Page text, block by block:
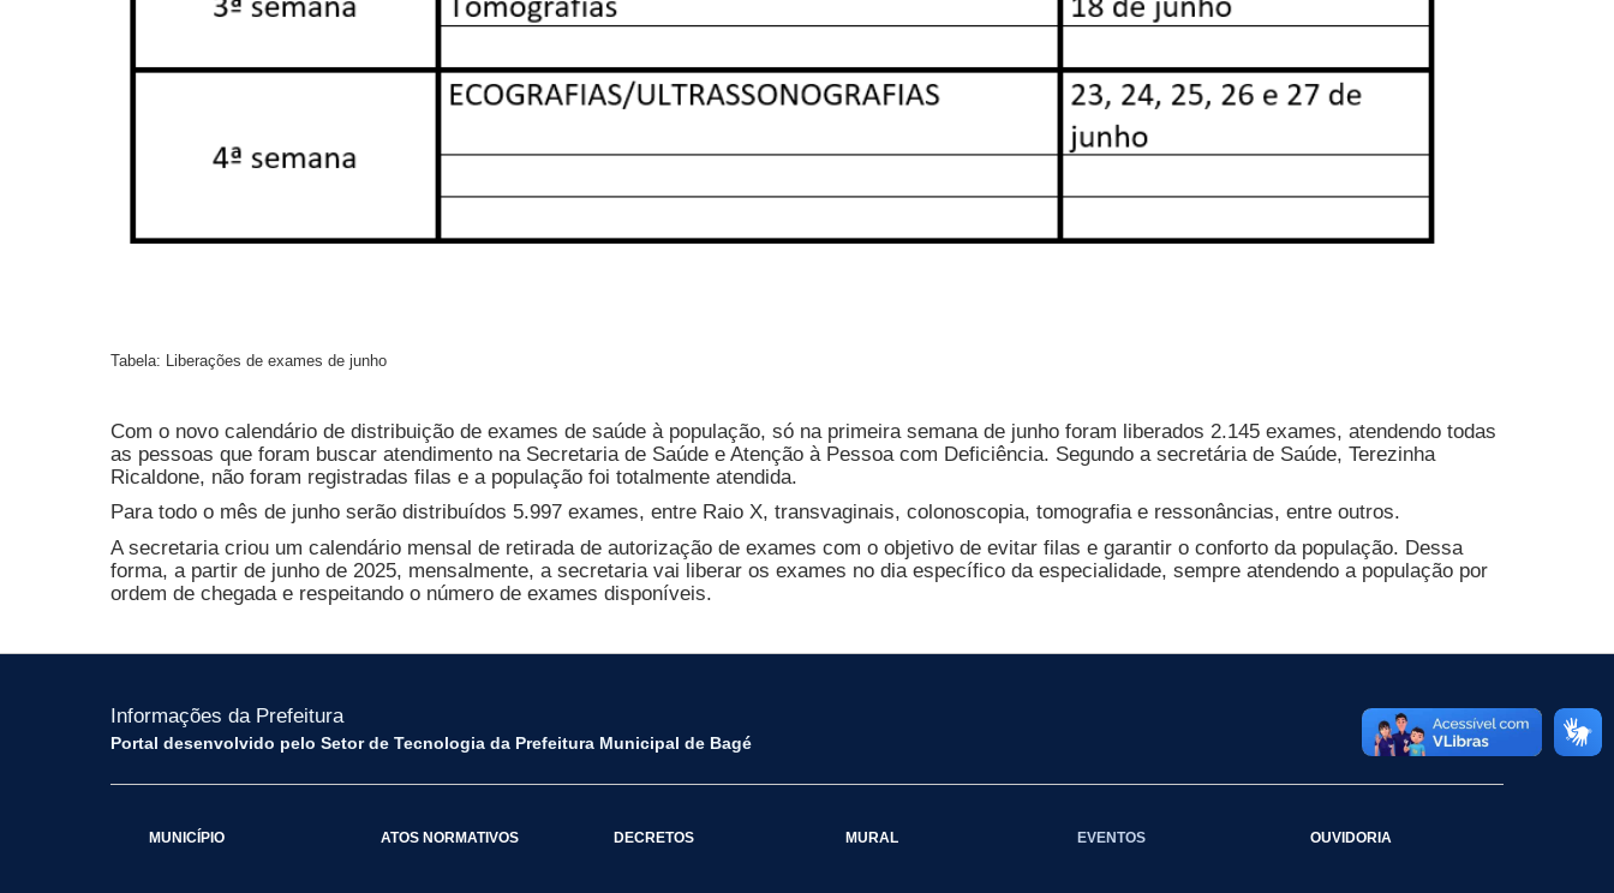
Tabela: Liberações de exames de junho
Com o novo calendário de distribuição de exames de saúde à população, só na primeira semana de junho foram liberados 2.145 exames, atendendo todas
as pessoas que foram buscar atendimento na Secretaria de Saúde e Atenção à Pessoa com Deficiência. Segundo a secretária de Saúde, Terezinha
Ricaldone, não foram registradas filas e a população foi totalmente atendida.
Para todo o mês de junho serão distribuídos 5.997 exames, entre Raio X, transvaginais, colonoscopia, tomografia e ressonâncias, entre outros.
A secretaria criou um calendário mensal de retirada de autorização de exames com o objetivo de evitar filas e garantir o conforto da população. Dessa
forma, a partir de junho de 2025, mensalmente, a secretaria vai liberar os exames no dia específico da especialidade, sempre atendendo a população por
ordem de chegada e respeitando o número de exames disponíveis.
Informações da Prefeitura
Portal desenvolvido pelo Setor de Tecnologia da Prefeitura Municipal de Bagé
MUNICÍPIO ATOS NORMATIVOS DECRETOS MURAL EVENTOS OUVIDORIA